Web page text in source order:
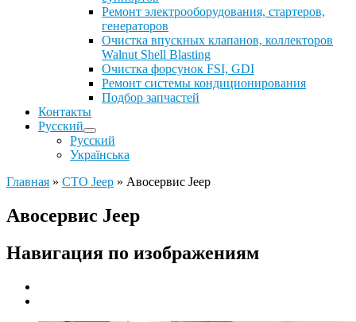
Ремонт электрооборудования, стартеров,
генераторов
Очистка впускных клапанов, коллекторов
Walnut Shell Blasting
Очистка форсунок FSI, GDI
Ремонт системы кондиционирования
Подбор запчастей
Контакты
Русский
Русский
Українська
Главная » СТО Jeep » Авосервис Jeep
Авосервис Jeep
Навигация по изображениям